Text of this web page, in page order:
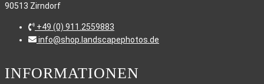
90513 Zirndorf
+49 (0) 911.2559883
info@shop.landscapephotos.de
INFORMATIONEN